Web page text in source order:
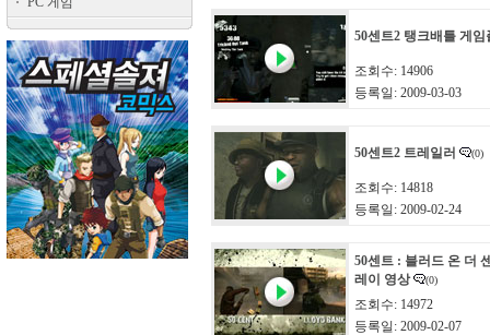
50센트2 탱크배틀 게임
조회수: 14906
등록일: 2009-03-03
50센트2 트레일러 (0)
조회수: 14818
등록일: 2009-02-24
50센트 : 블러드 온 더
레이 영상
(0)
조회수: 14972
등록일: 2009-02-07